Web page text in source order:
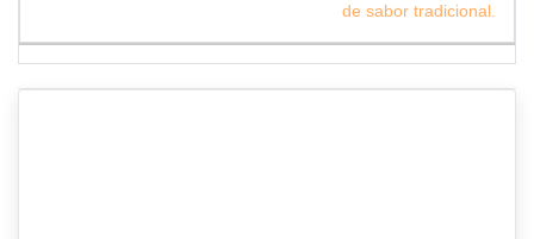
de sabor tradicional.